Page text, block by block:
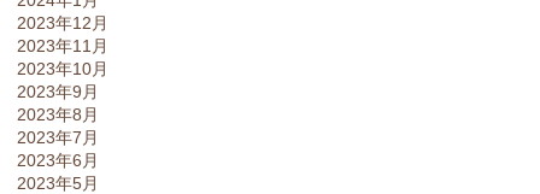
2023年12月
2023年11月
2023年10月
2023年9月
2023年8月
2023年7月
2023年6月
2023年5月